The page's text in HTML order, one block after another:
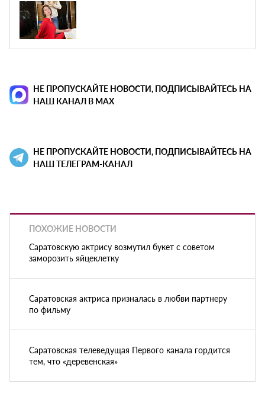
НЕ ПРОПУСКАЙТЕ НОВОСТИ, ПОДПИСЫВАЙТЕСЬ НА
НАШ КАНАЛ В MAX
НЕ ПРОПУСКАЙТЕ НОВОСТИ, ПОДПИСЫВАЙТЕСЬ НА
НАШ ТЕЛЕГРАМ-КАНАЛ
ПОХОЖИЕ НОВОСТИ
Саратовскую актрису возмутил букет с советом
заморозить яйцеклетку
Саратовская актриса призналась в любви партнеру
по фильму
Саратовская телеведущая Первого канала гордится
тем, что «деревенская»